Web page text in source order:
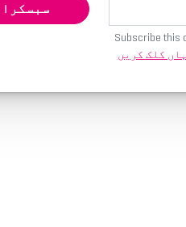
Subscribe this
کلک کریں